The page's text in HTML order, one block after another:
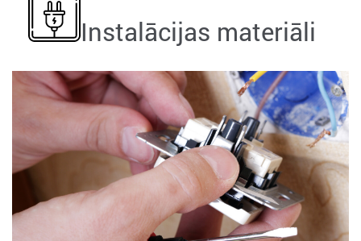
Instalācijas materiāli